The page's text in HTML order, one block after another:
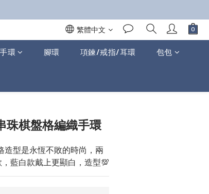
繁體中文
手環 腳環 項鍊/戒指/耳環 包包
棋盤格編織手環
型是永恆不敗的時尚，兩
藍白款戴上更顯白，造型💯